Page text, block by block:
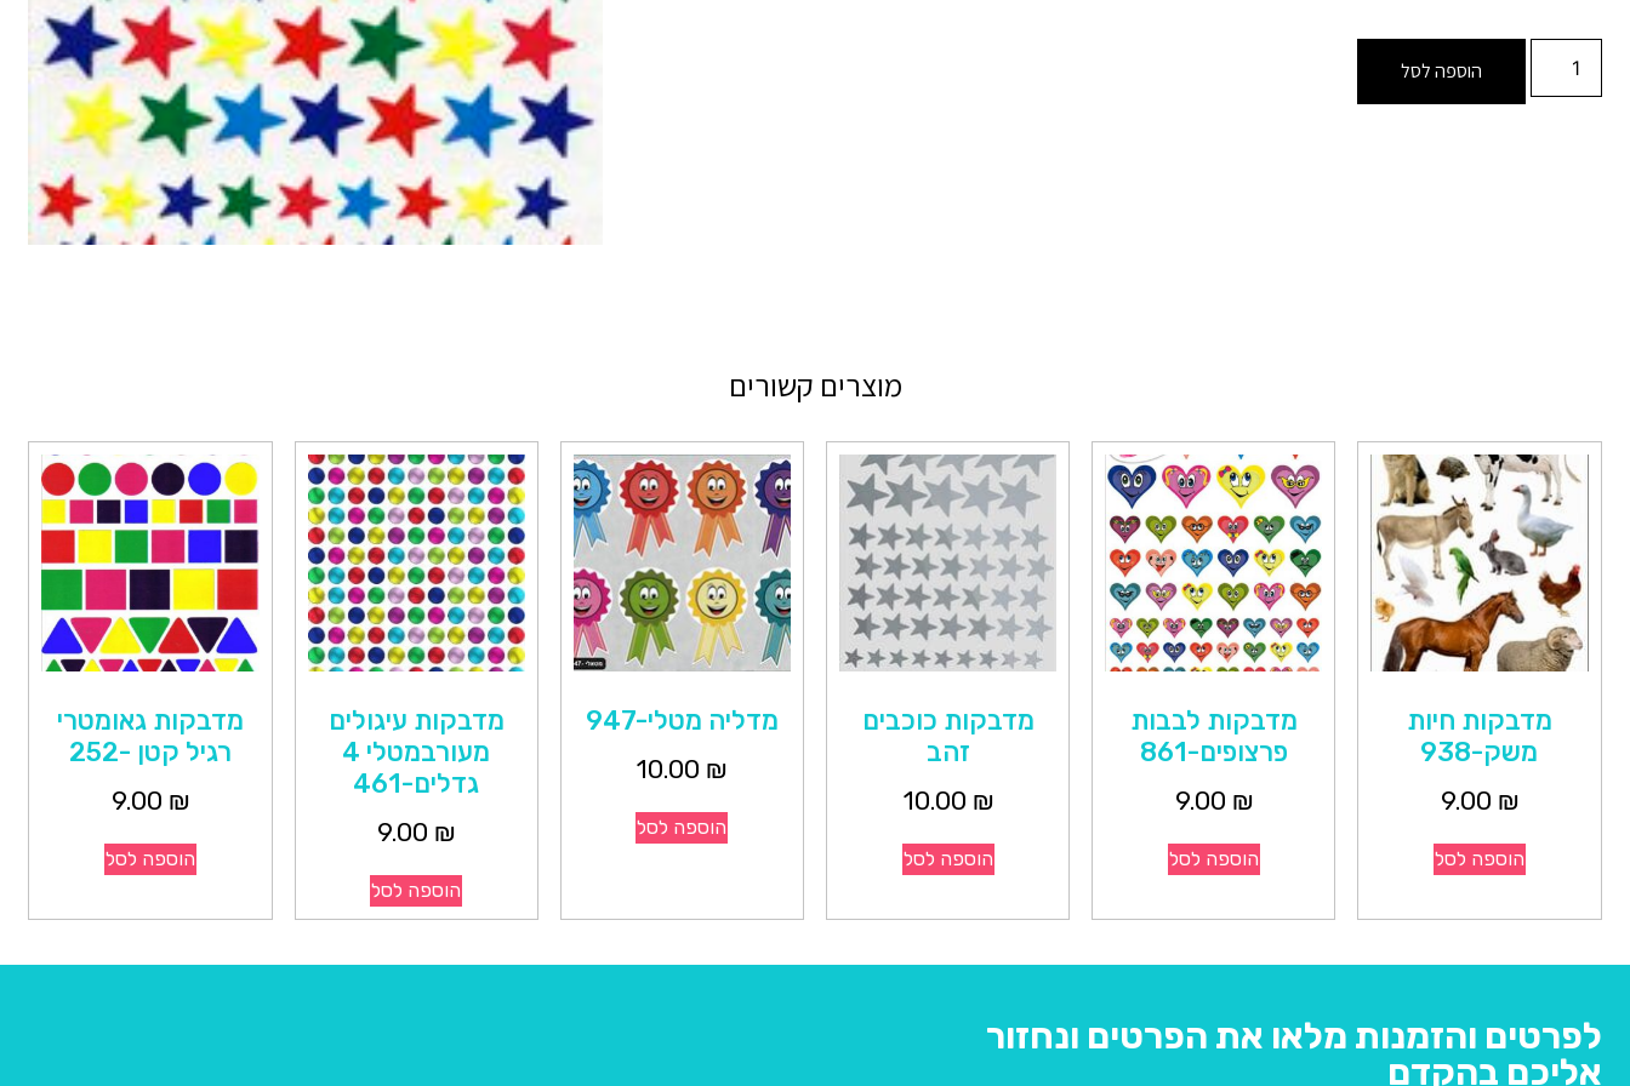
הוספה לסל
מוצרים קשורים
מדבקות חיות
משק-938
9.00 ₪
הוספה לסל
מדבקות לבבות
פרצופים-861
9.00 ₪
הוספה לסל
מדבקות כוכבים
זהב
10.00 ₪
הוספה לסל
מדליה מטלי-947
10.00 ₪
הוספה לסל
מדבקות עיגולים
מעורבמטלי 4
גדלים-461
9.00 ₪
הוספה לסל
מדבקות גאומטרי
רגיל קטן -252
9.00 ₪
הוספה לסל
לפרטים והזמנות מלאו את הפרטים ונחזור
אליכם בהקדם